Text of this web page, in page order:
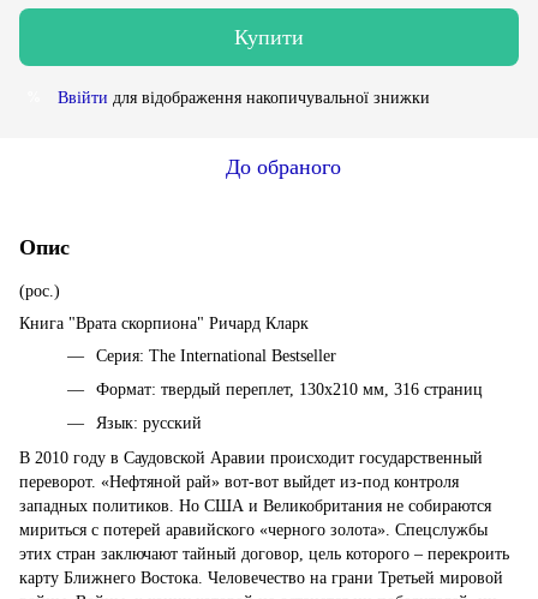
Купити
Ввійти для відображення накопичувальної знижки
До обраного
Опис
(рос.)
Книга "Врата скорпиона" Ричард Кларк
Серия: The International Bestseller
Формат: твердый переплет, 130х210 мм, 316 страниц
Язык: русский
В 2010 году в Саудовской Аравии происходит государственный
переворот. «Нефтяной рай» вот-вот выйдет из-под контроля
западных политиков. Но США и Великобритания не собираются
мириться с потерей аравийского «черного золота». Спецслужбы
этих стран заключают тайный договор, цель которого – перекроить
карту Ближнего Востока. Человечество на грани Третьей мировой